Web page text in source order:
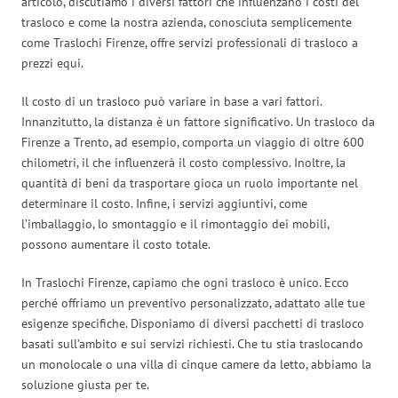
trasloco e come la nostra azienda, conosciuta semplicemente
come Traslochi Firenze, offre servizi professionali di trasloco a
prezzi equi.
Il costo di un trasloco può variare in base a vari fattori.
Innanzitutto, la distanza è un fattore significativo. Un trasloco da
Firenze a Trento, ad esempio, comporta un viaggio di oltre 600
chilometri, il che influenzerà il costo complessivo. Inoltre, la
quantità di beni da trasportare gioca un ruolo importante nel
determinare il costo. Infine, i servizi aggiuntivi, come
l’imballaggio, lo smontaggio e il rimontaggio dei mobili,
possono aumentare il costo totale.
In Traslochi Firenze, capiamo che ogni trasloco è unico. Ecco
perché offriamo un preventivo personalizzato, adattato alle tue
esigenze specifiche. Disponiamo di diversi pacchetti di trasloco
basati sull’ambito e sui servizi richiesti. Che tu stia traslocando
un monolocale o una villa di cinque camere da letto, abbiamo la
soluzione giusta per te.